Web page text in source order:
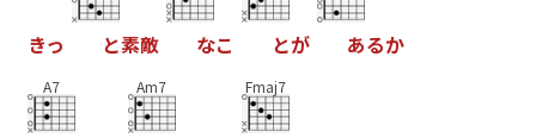
きっ と素敵 なこ とが あるか
A7 Am7 Fmaj7